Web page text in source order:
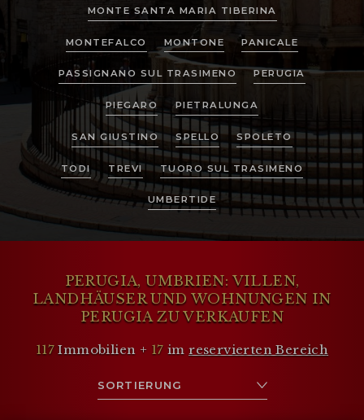
MONTE SANTA MARIA TIBERINA
MONTEFALCO MONTONE PANICALE
PASSIGNANO SUL TRASIMENO PERUGIA
PIEGARO PIETRALUNGA
SAN GIUSTINO SPELLO SPOLETO
TODI TREVI TUORO SUL TRASIMENO
UMBERTIDE
PERUGIA, UMBRIEN: VILLEN,
LANDHÄUSER UND WOHNUNGEN IN
PERUGIA ZU VERKAUFEN
117 Immobilien + 17 imreservierten Bereich